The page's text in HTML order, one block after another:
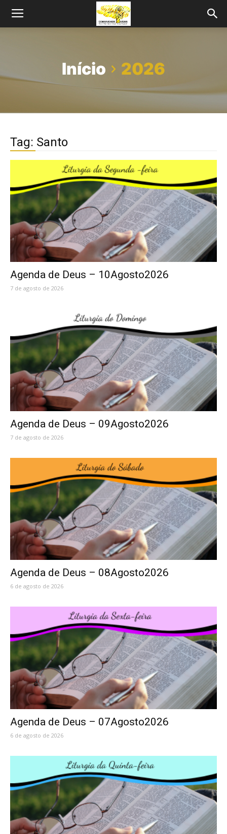
Início 2026
Tag: Santo
Agenda de Deus – 10Agosto2026
7 de agosto de 2026
Agenda de Deus – 09Agosto2026
7 de agosto de 2026
Agenda de Deus – 08Agosto2026
6 de agosto de 2026
Agenda de Deus – 07Agosto2026
6 de agosto de 2026